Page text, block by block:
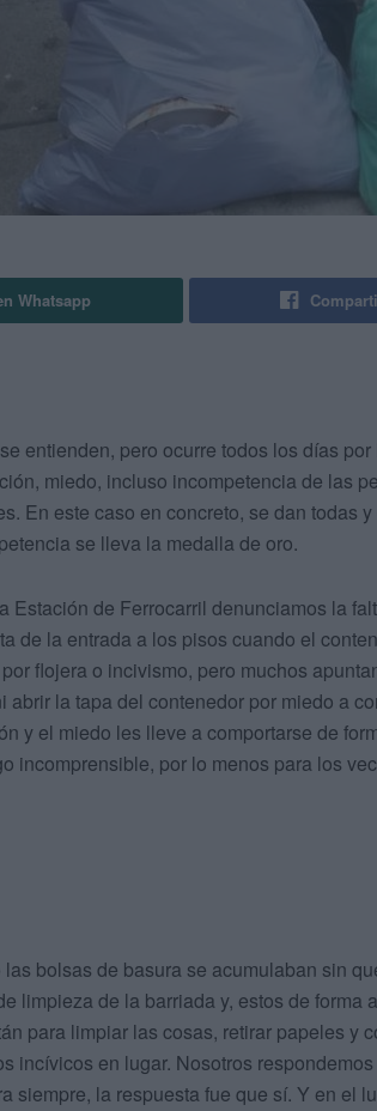
Whatsapp
entienden, pero ocurre todos los días
miedo, incluso incompetencia de las
En este caso en concreto, se dan todas
se lleva la medalla de oro.
Estación de Ferrocarril denunciamos la
de la entrada a los pisos cuando el
flojera o incivismo, pero muchos
abrir la tapa del contenedor por miedo a
y el miedo les lleve a comportarse de
incomprensible, por lo menos para los
bolsas de basura se acumulaban sin
limpieza de la barriada y, estos de forma
para limpiar las cosas, retirar papeles y
incívicos en lugar. Nosotros
siempre, la respuesta fue que sí. Y en el